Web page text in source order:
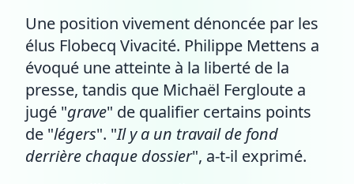
Une position vivement dénoncée par les
élus Flobecq Vivacité. Philippe Mettens a
évoqué une atteinte à la liberté de la
presse, tandis que Michaël Fergloute a
jugé "grave" de qualifier certains points
de "légers". "Il y a un travail de fond
derrière chaque dossier", a-t-il exprimé.